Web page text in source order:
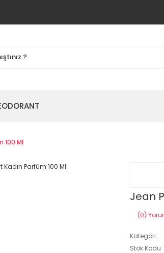
100 Ml
Jean
(0)
Kategori
Stok Kodu